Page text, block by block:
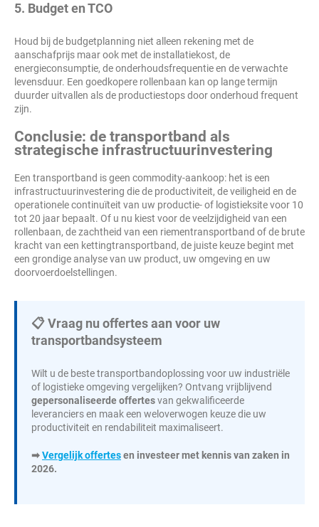
5. Budget en TCO
Houd bij de budgetplanning niet alleen rekening met de
aanschafprijs maar ook met de installatiekost, de
energieconsumptie, de onderhoudsfrequentie en de verwachte
levensduur. Een goedkopere rollenbaan kan op lange termijn
duurder uitvallen als de productiestops door onderhoud frequent
zijn.
Conclusie: de transportband als
strategische infrastructuurinvestering
Een transportband is geen commodity-aankoop: het is een
infrastructuurinvestering die de productiviteit, de veiligheid en de
operationele continuïteit van uw productie- of logistieksite voor 10
tot 20 jaar bepaalt. Of u nu kiest voor de veelzijdigheid van een
rollenbaan, de zachtheid van een riementransportband of de brute
kracht van een kettingtransportband, de juiste keuze begint met
een grondige analyse van uw product, uw omgeving en uw
doorvoerdoelstellingen.
📋 Vraag nu offertes aan voor uw
transportbandsysteem
Wilt u de beste transportbandoplossing voor uw industriële
of logistieke omgeving vergelijken? Ontvang vrijblijvend
gepersonaliseerde offertesvan gekwalificeerde
leveranciers en maak een weloverwogen keuze die uw
productiviteit en rendabiliteit maximaliseert.
➡Vergelijk offertesen investeer met kennis van zaken in
2026.